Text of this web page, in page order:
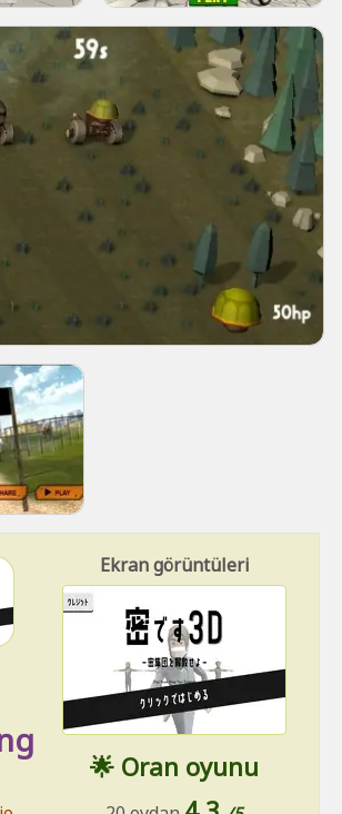
Ekran görüntüleri
🌟 Oran oyunu